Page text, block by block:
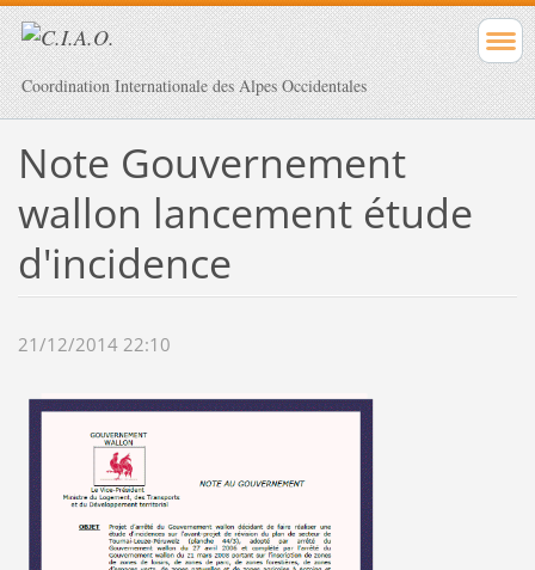
Coordination Internationale des Alpes Occidentales
Note Gouvernement
wallon lancement étude
d'incidence
21/12/2014 22:10